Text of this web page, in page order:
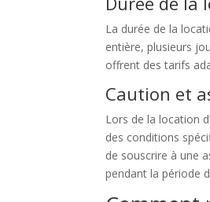
La durée de la
entière, plusieurs
offrent des tarifs
Caution et
Lors de la location
des conditions
de souscrire à une
pendant la période